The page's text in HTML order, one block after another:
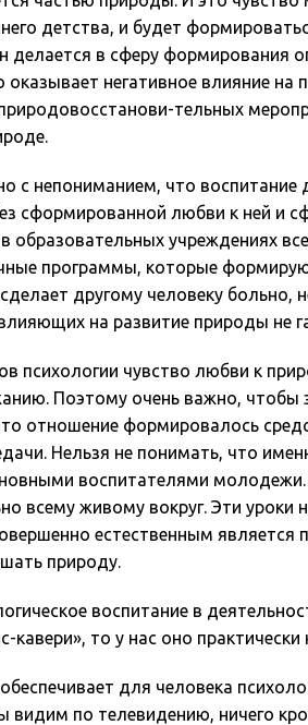
детства, и будет
делается в сферу формирования
негативное влияние
тельных
с непониманием, что
сформированной любви к ней и
образовательных учреждениях
программы, которые
другому человеку
на развитие природы не
психологии чувство любви к
Поэтому очень важно, чтобы
отношение формировалось
Нельзя не понимать, что
воспитателями
всему живому вокруг. Эти
естественным
природу.
воспитание в
то у нас оно
для человека
видим по телевидению, ничего